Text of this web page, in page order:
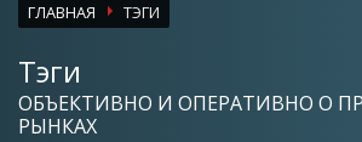
ГЛАВНАЯ ТЭГИ
Тэги
ОБЪЕКТИВНО И ОПЕРАТИВНО О
РЫНКАХ